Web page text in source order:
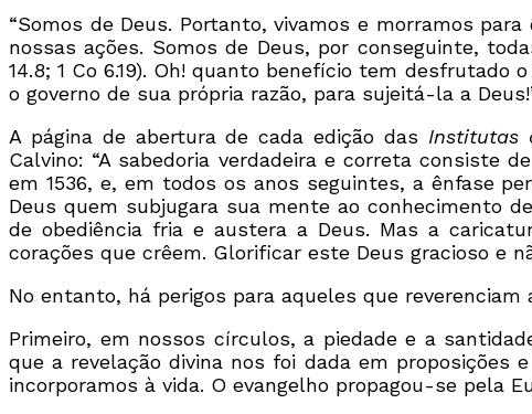
“Somos de Deus. Portanto, vivamos e morramos
nossas ações. Somos de Deus, por conseguinte,
14.8; 1 Co 6.19). Oh! quanto benefício tem
o governo de sua própria razão, para sujeitá-la a
A página de abertura de cada edição das Institutas
Calvino: “A sabedoria verdadeira e correta consiste
em 1536, e, em todos os anos seguintes, a ênfase
Deus quem subjugara sua mente ao conhecimento
de obediência fria e austera a Deus. Mas a
corações que crêem. Glorificar este Deus gracioso e
No entanto, há perigos para aqueles que
Primeiro, em nossos círculos, a piedade e a
que a revelação divina nos foi dada em
incorporamos à vida. O evangelho propagou-se pela